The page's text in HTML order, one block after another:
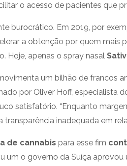
o acesso de pacientes que
burocrático. Em 2019, por
a obtenção por quem mais
Hoje, apenas o spray nasal
um bilhão de francos
por Oliver Hoff, especialista
satisfatório. “Enquanto
inadequada em
de cannabis para esse fim
um o governo da Suíça